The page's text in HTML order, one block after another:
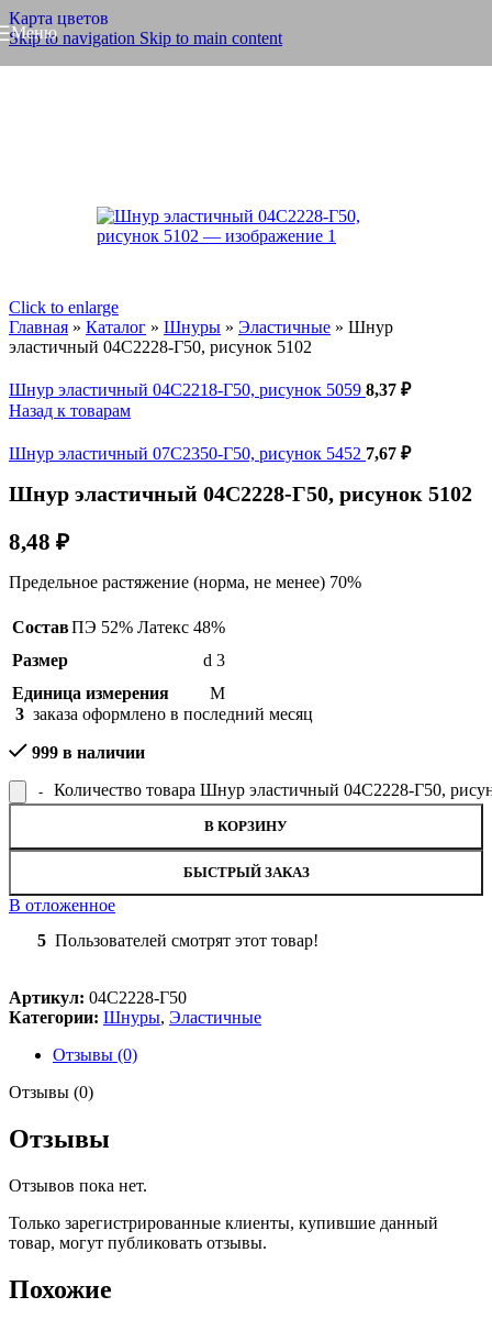
Карта цветов
Skip to navigation Skip to main content
Меню
Click to enlarge
Главная » Каталог » Шнуры » Эластичные » Шнур
эластичный 04С2228-Г50, рисунок 5102
Шнур эластичный 04С2218-Г50, рисунок 5059 8,37 ₽
Назад к товарам
Шнур эластичный 07С2350-Г50, рисунок 5452 7,67 ₽
Шнур эластичный 04С2228-Г50, рисунок 5102
8,48 ₽
Предельное растяжение (норма, не менее) 70%
СоставПЭ 52% Латекс 48%
Размер
d 3
Единица измерения
М
3 заказа оформлено в последний месяц
999 в наличии
Количество товара Шнур эластичный 04С2228-Г50,
В КОРЗИНУ
БЫСТРЫЙ ЗАКАЗ
В отложенное
5 Пользователей смотрят этот товар!
Артикул: 04С2228-Г50
Категории: Шнуры, Эластичные
Отзывы (0)
Отзывы (0)
Отзывы
Отзывов пока нет.
Только зарегистрированные клиенты, купившие данный
товар, могут публиковать отзывы.
Похожие